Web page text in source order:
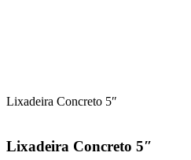
Lixadeira Concreto 5″
Lixadeira Concreto 5″